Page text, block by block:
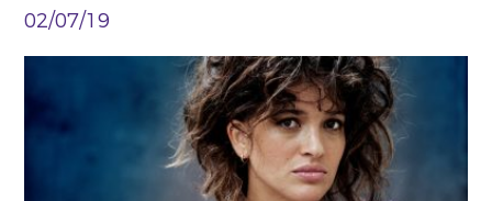
02/07/19